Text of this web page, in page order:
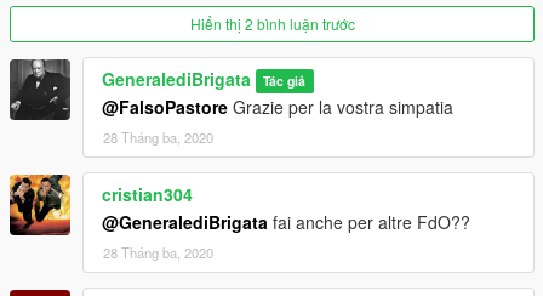
Hiển thị 2 bình luận trước
GeneralediBrigata Tác giả
@FalsoPastore Grazie per la vostra simpatia
28 Tháng ba, 2020
cristian304
@GeneralediBrigata fai anche per altre FdO??
28 Tháng ba, 2020